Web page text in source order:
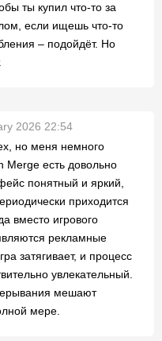
ты купил что-то за
если ищешь что-то
– подойдёт. Но
2026 22:54
но меня немного
Merge есть довольно
понятный и яркий,
приходится
вместо игрового
рекламные
затягивает, и процесс
увлекательный.
мешают
мере.